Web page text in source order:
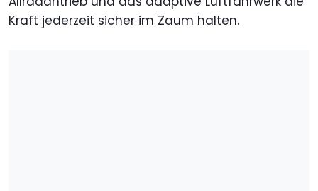
Kraft jederzeit sicher im Zaum halten.